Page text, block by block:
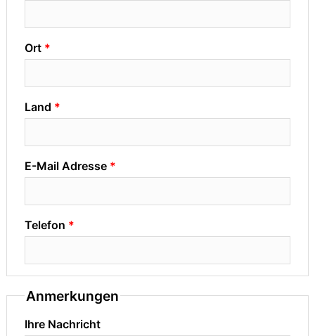
Ort
Land
E-Mail Adresse
Telefon
Anmerkungen
Ihre Nachricht